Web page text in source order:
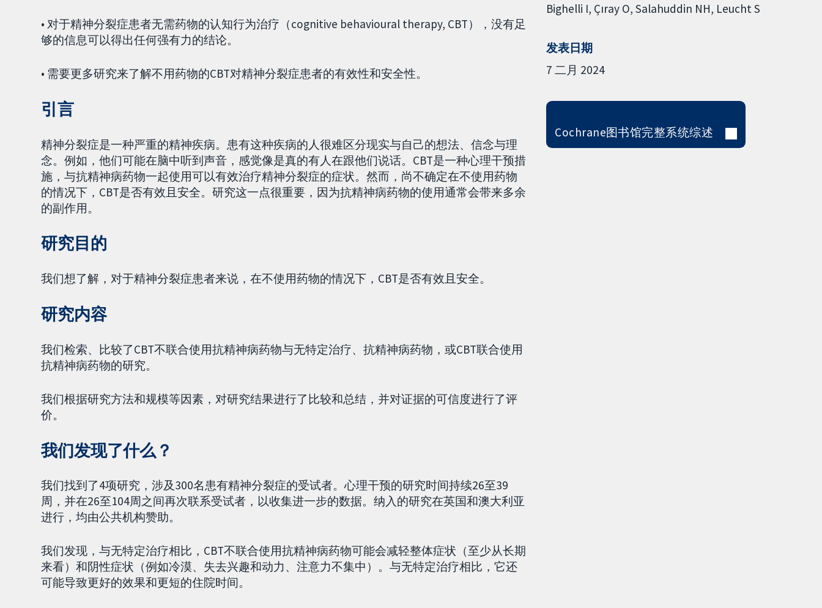
• 对于精神分裂症患者无需药物的认知行为治疗（cognitive behavioural therapy, CBT），没有足
够的信息可以得出任何强有力的结论。
• 需要更多研究来了解不用药物的CBT对精神分裂症患者的有效性和安全性。
引言
精神分裂症是一种严重的精神疾病。患有这种疾病的人很难区分现实与自己的想法、信念与理
念。例如，他们可能在脑中听到声音，感觉像是真的有人在跟他们说话。CBT是一种心理干预措
施，与抗精神病药物一起使用可以有效治疗精神分裂症的症状。然而，尚不确定在不使用药物
的情况下，CBT是否有效且安全。研究这一点很重要，因为抗精神病药物的使用通常会带来多余
的副作用。
研究目的
我们想了解，对于精神分裂症患者来说，在不使用药物的情况下，CBT是否有效且安全。
研究内容
我们检索、比较了CBT不联合使用抗精神病药物与无特定治疗、抗精神病药物，或CBT联合使用
抗精神病药物的研究。
我们根据研究方法和规模等因素，对研究结果进行了比较和总结，并对证据的可信度进行了评
价。
我们发现了什么？
我们找到了4项研究，涉及300名患有精神分裂症的受试者。心理干预的研究时间持续26至39
周，并在26至104周之间再次联系受试者，以收集进一步的数据。纳入的研究在英国和澳大利亚
进行，均由公共机构赞助。
我们发现，与无特定治疗相比，CBT不联合使用抗精神病药物可能会减轻整体症状（至少从长期
来看）和阴性症状（例如冷漠、失去兴趣和动力、注意力不集中）。与无特定治疗相比，它还
可能导致更好的效果和更短的住院时间。
Bighelli I Çıray O Salahuddin NH Leucht S
发表日期
7 二月 2024
Cochrane图书馆完整系统综述